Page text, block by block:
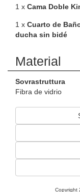
1 x Cama Doble
1 x Cuarto de
ducha sin bidé
Material
Sovrastruttura
Fibra de vidrio
Copyright